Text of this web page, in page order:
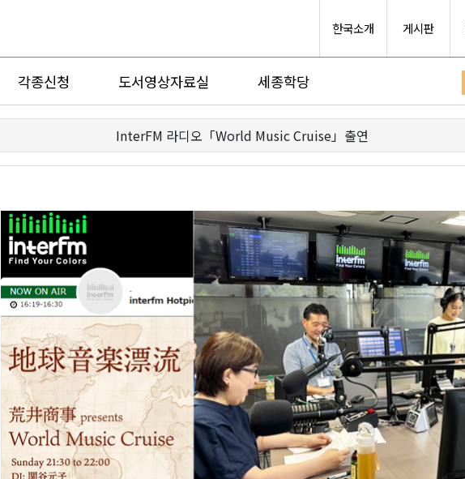
한국소개 게시판
각종신청 도서영상자료실 세종학당
InterFM 라디오「World Music Cruise」출연